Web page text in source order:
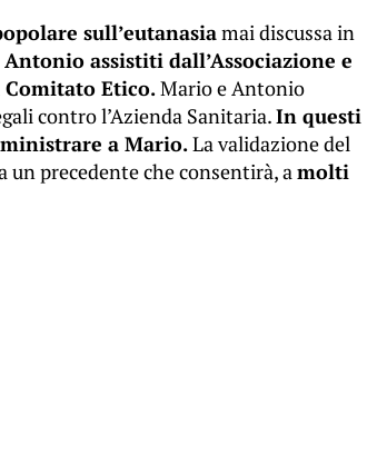
sull’eutanasiamai discussa in
assistiti dall’Associazione e
Etico.Mario e Antonio
contro l’Azienda Sanitaria.In questi
a Mario.La validazione del
precedente che consentirà, amolti